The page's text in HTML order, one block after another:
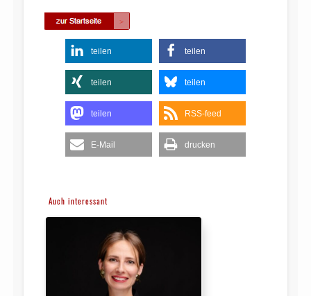
teilen teilen
teilen teilen
teilen RSS-feed
E-Mail drucken
Auch interessant